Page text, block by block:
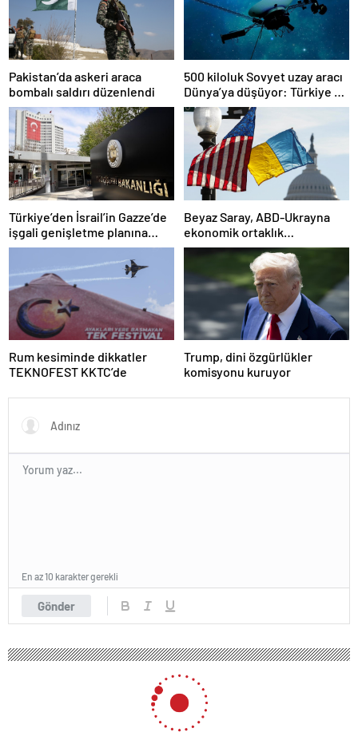
Pakistan’da askeri araca
bombalı saldırı düzenlendi
500 kiloluk Sovyet uzay aracı
Dünya’ya düşüyor: Türkiye de
risk altında
Türkiye’den İsrail’in Gazze’de
işgali genişletme planına
tepki
Beyaz Saray, ABD-Ukrayna
ekonomik ortaklık
anlaşmasının detaylarını
Rum kesiminde dikkatler
TEKNOFEST KKTC’de
Trump, dini özgürlükler
komisyonu kuruyor
Gönder
En az 10 karakter gerekli